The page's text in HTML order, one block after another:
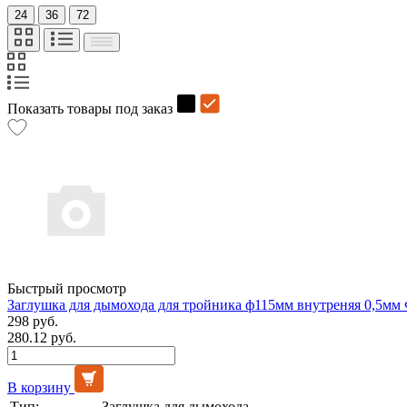
24 36 72
Показать товары под заказ
Быстрый просмотр
Заглушка для дымохода для тройника ф115мм внутреняя
298 руб.
280.12 руб.
В корзину